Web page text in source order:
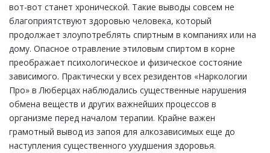
вот-вот станет хронической. Такие выводы совсем не
благоприятствуют здоровью человека, который
продолжает злоупотреблять спиртным в компаниях или на
дому. Опасное отравление этиловым спиртом в корне
преображает психологическое и физическое состояние
зависимого. Практически у всех резидентов «Наркологии
Про» в Люберцах наблюдались существенные нарушения
обмена веществ и других важнейших процессов в
организме перед началом терапии. Крайне важен
грамотный вывод из запоя для алкозависимых еще до
наступления существенного ухудшения здоровья.